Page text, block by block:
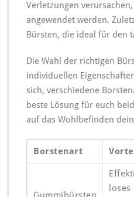
Verletzungen
angewendet werden.
Bürsten, die ideal für den
Die Wahl der richtigen
individuellen
sich, verschiedene
beste Lösung für euch
auf das Wohlbefinden
Borstenart